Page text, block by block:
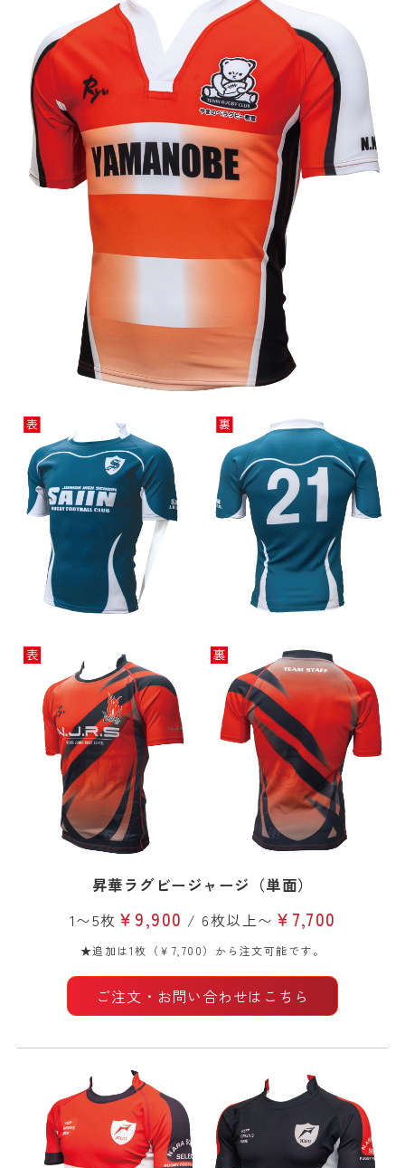
昇華ラグビージャージ（単面）
1〜5枚 ￥9,900 / 6枚以上〜 ￥7,700
★追加は1枚（￥7,700）から注文可能です。
ご注文・お問い合わせはこちら